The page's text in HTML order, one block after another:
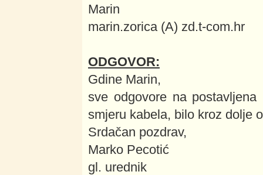
Marin
marin.zorica (A) zd.t-com.hr
ODGOVOR:
Gdine Marin,
sve odgovore na
smjeru kabela, bilo kroz dolje
Srdačan pozdrav,
Marko Pecotić
gl. urednik